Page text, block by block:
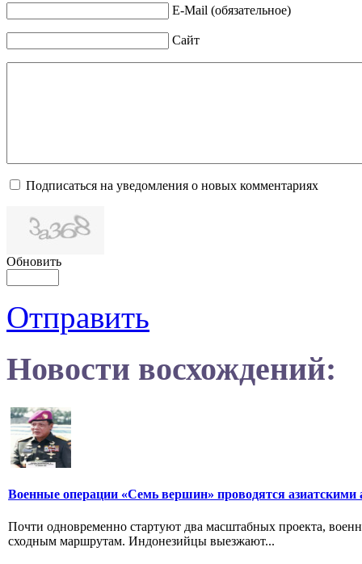
E-Mail (обязательное)
Сайт
Подписаться на уведомления о новых комментариях
Обновить
Отправить
Новости восхождений:
Военные операции «Семь вершин» проводятся азиатскими
Почти одновременно стартуют два масштабных проекта,
сходным маршрутам. Индонезийцы выезжают...